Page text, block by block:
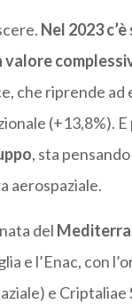
Nel 2023
che riprende
(+13,8%).
, sta
aerospaziale.
del
e l’Enac, con
e Criptaliae